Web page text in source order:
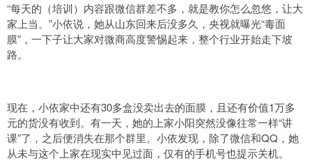
“每天的（培训）内容跟微信群差不多，就是教你怎么忽悠，让大
家上当。”小依说，她从山东回来后没多久，央视就曝光“毒面
膜”，一下子让大家对微商高度警惕起来，整个行业开始走下坡
路。
现在，小依家中还有30多盒没卖出去的面膜，且还有价值1万多
元的货没有收到。有一天，她的上家小阳突然没像往常一样“讲
课”了，之后便消失在那个群里。小依发现，除了微信和QQ，她
从未与这个上家在现实中见过面，仅有的手机号也提示关机。